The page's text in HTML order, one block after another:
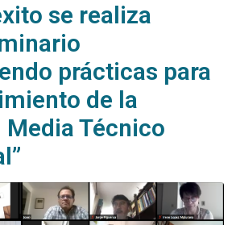
educativas
Investigación
Publicaciones
Quiénes somos
Inscripciones
digitales
Aulas virtuales
se realiza
prácticas para
de la
Media Técnico